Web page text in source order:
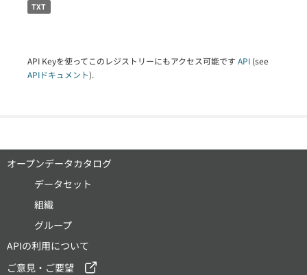
TXT
API Keyを使ってこのレジストリーにもアクセス可能です API (see
APIドキュメント).
オープンデータカタログ
データセット
組織
グループ
APIの利用について
ご意見・ご要望